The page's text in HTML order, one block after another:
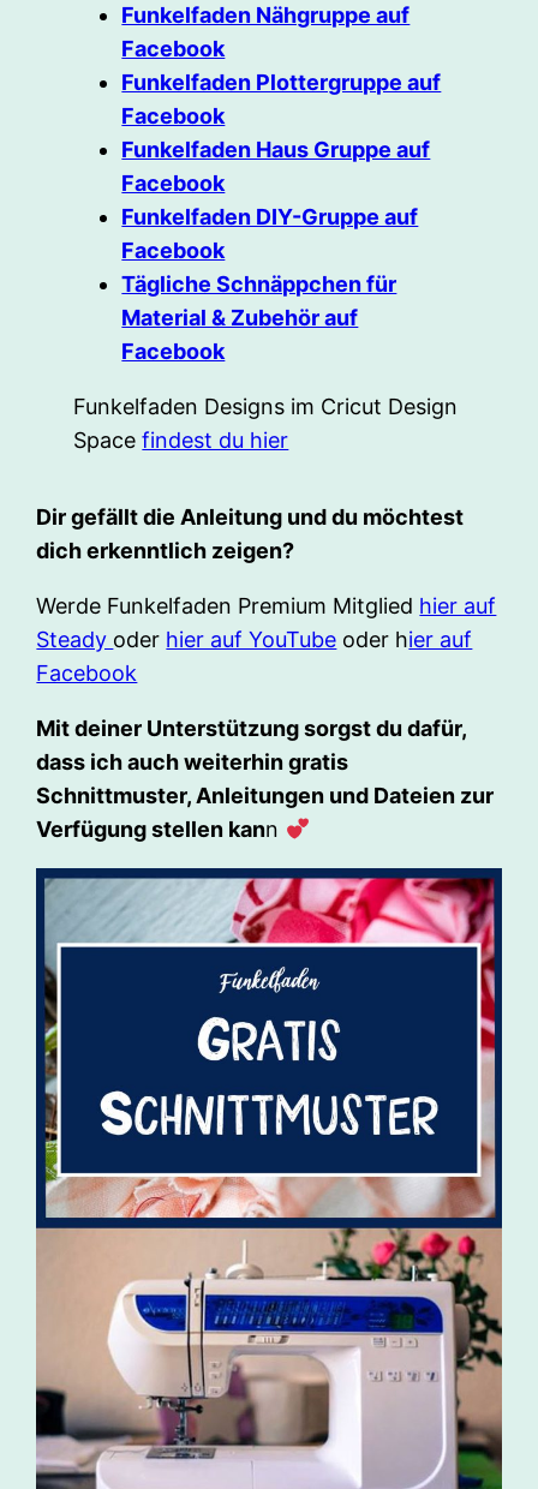
Funkelfaden Nähgruppe auf
Facebook
Funkelfaden Plottergruppe auf
Facebook
Funkelfaden Haus Gruppe auf
Facebook
Funkelfaden DIY-Gruppe auf
Facebook
Tägliche Schnäppchen für
Material & Zubehör auf
Facebook
Funkelfaden Designs im Cricut Design
Spacefindest du hier
Dir gefällt die Anleitung und du möchtest
dich erkenntlich zeigen?
Werde Funkelfaden Premium Mitglied hier auf
Steady oder hier auf YouTube oder hier auf
Facebook
Mit deiner Unterstützung sorgst du dafür,
dass ich auch weiterhin gratis
Schnittmuster, Anleitungen und Dateien zur
Verfügung stellen kann